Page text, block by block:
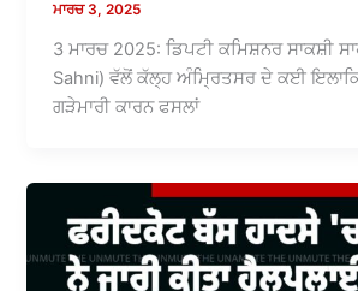
ਮਾਰਚ 3, 2025
3 ਮਾਰਚ 2025: ਡਿਪਟੀ ਕਮਿਸ਼ਨਰ ਸਾਕਸ਼ੀ
Sahni) ਵੱਲੋਂ ਕੱਲ੍ਹ ਅੰਮ੍ਰਿਤਸਰ ਦੇ ਕਈ
ਗੜੇਮਾਰੀ ਕਾਰਨ ਫਸਲਾਂ